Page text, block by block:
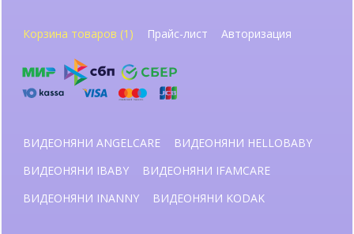
Корзина товаров (1) Прайс-лист Авторизация
ВИДЕОНЯНИ ANGELCARE
ВИДЕОНЯНИ HELLOBABY
ВИДЕОНЯНИ IBABY
ВИДЕОНЯНИ IFAMCARE
ВИДЕОНЯНИ INANNY
ВИДЕОНЯНИ KODAK